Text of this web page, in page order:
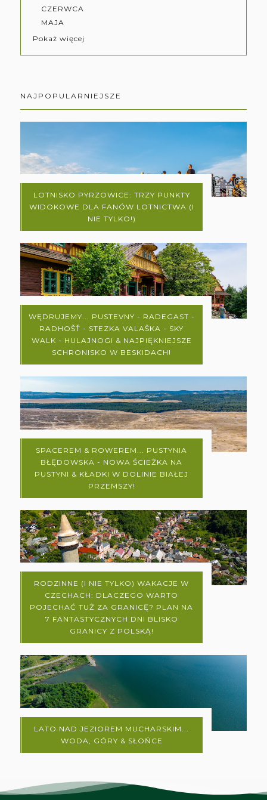
CZERWCA
MAJA
Pokaż więcej
NAJPOPULARNIEJSZE
LOTNISKO PYRZOWICE: TRZY PUNKTY
WIDOKOWE DLA FANÓW LOTNICTWA (I
NIE TYLKO!)
WĘDRUJEMY... PUSTEVNY - RADEGAST -
RADHOŠŤ - STEZKA VALAŠKA - SKY
WALK - HULAJNOGI & NAJPIĘKNIEJSZE
SCHRONISKO W BESKIDACH!
SPACEREM & ROWEREM... PUSTYNIA
BŁĘDOWSKA - NOWA ŚCIEŻKA NA
PUSTYNI & KŁADKI W DOLINIE BIAŁEJ
PRZEMSZY!
RODZINNE (I NIE TYLKO) WAKACJE W
CZECHACH: DLACZEGO WARTO
POJECHAĆ TUŻ ZA GRANICĘ? PLAN NA
7 FANTASTYCZNYCH DNI BLISKO
GRANICY Z POLSKĄ!
LATO NAD JEZIOREM MUCHARSKIM...
WODA, GÓRY & SŁOŃCE